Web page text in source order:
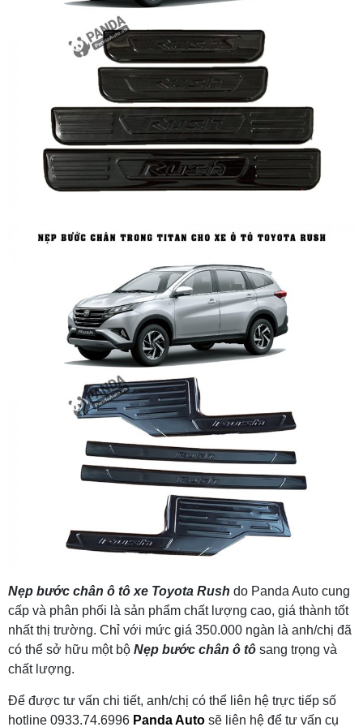
Nẹp bước chân ô tô xe Toyota Rush do Panda Auto cung
cấp và phân phối là sản phẩm chất lượng cao, giá thành tốt
nhất thị trường. Chỉ với mức giá 350.000 ngàn là anh/chị đã
có thể sở hữu một bộ Nẹp bước chân ô tô sang trọng và
chất lượng.
Để được tư vấn chi tiết, anh/chị có thể liên hệ trực tiếp số
hotline 0933.74.6996 Panda Auto sẽ liên hệ để tư vấn cụ